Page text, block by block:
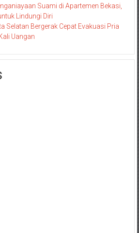
Suami di Apartemen Bekasi,
Lindungi Diri
Selatan Bergerak Cepat Evakuasi Pria
Uangan